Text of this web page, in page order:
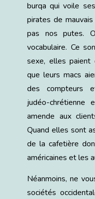
burqa qui voile
pirates de
pas nos putes.
vocabulaire. Ce
sexe, elles paient
que leurs macs
des compteurs
judéo-
amende aux
Quand elles sont
de la cafetière
américaines et les
Néanmoins, ne
sociétés